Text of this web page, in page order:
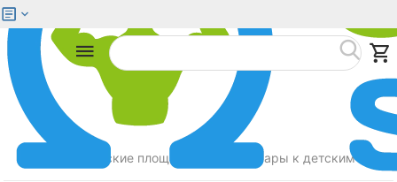
Детские площадки Аксессуары к детским
Меню Найти